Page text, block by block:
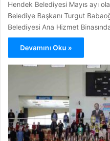
Hendek Belediyesi Mayıs ayı
Belediye Başkanı Turgut
Belediyesi Ana Hizmet
Devamını Oku »